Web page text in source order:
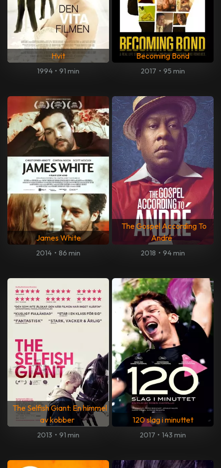
Hvit
1994 • 91 min
Becoming Bond
2017 • 95 min
James White
2014 • 86 min
The Gospel According To
André
2018 • 94 min
The Selfish Giant: En himmel
av kobber
2013 • 91 min
120 slag i minuttet
2017 • 143 min